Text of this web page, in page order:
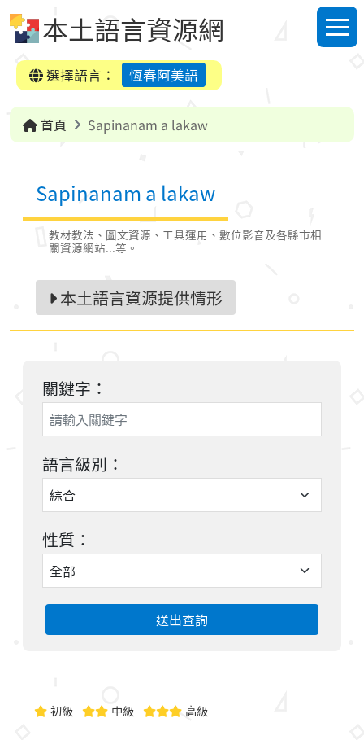
本土語言資源網
選單
選擇語言：
恆春阿美語
首頁 Sapinanam a lakaw
Sapinanam a lakaw
教材教法、圖文資源、工具運用、數位影音及各縣市相
關資源網站...等。
本土語言資源提供情形
關鍵字：
語言級別：
性質：
送出查詢
初級 中級 高級